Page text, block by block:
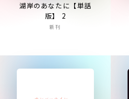
湖岸のあなたに【単話
版】 2
新刊